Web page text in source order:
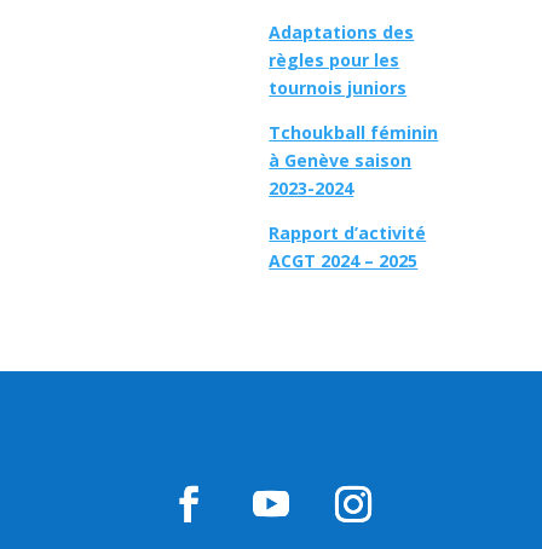
Adaptations des
règles pour les
tournois juniors
Tchoukball féminin
à Genève saison
2023-2024
Rapport d’activité
ACGT 2024 – 2025